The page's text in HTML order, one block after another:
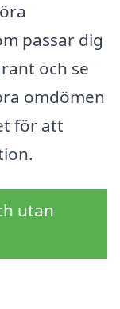
passar dig
och se
omdömen
för att
utan